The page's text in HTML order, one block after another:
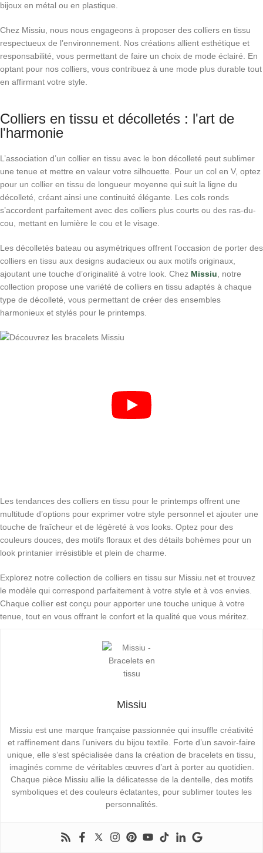
bijoux en métal ou en plastique.
Chez Missiu, nous nous engageons à proposer des colliers en tissu
respectueux de l’environnement. Nos créations allient esthétique et
responsabilité, vous permettant de faire un choix de mode éclairé. En
optant pour nos colliers, vous contribuez à une mode plus durable tout
en affirmant votre style.
Colliers en tissu et décolletés : l'art de
l'harmonie
L’association d’un collier en tissu avec le bon décolleté peut sublimer
une tenue et mettre en valeur votre silhouette. Pour un col en V, optez
pour un collier en tissu de longueur moyenne qui suit la ligne du
décolleté, créant ainsi une continuité élégante. Les cols ronds
s’accordent parfaitement avec des colliers plus courts ou des ras-du-
cou, mettant en lumière le cou et le visage.
Les décolletés bateau ou asymétriques offrent l’occasion de porter des
colliers en tissu aux designs audacieux ou aux motifs originaux,
ajoutant une touche d’originalité à votre look. Chez Missiu, notre
collection propose une variété de colliers en tissu adaptés à chaque
type de décolleté, vous permettant de créer des ensembles
harmonieux et stylés pour le printemps.
Les tendances des colliers en tissu pour le printemps offrent une
multitude d’options pour exprimer votre style personnel et ajouter une
touche de fraîcheur et de légèreté à vos looks. Optez pour des
couleurs douces, des motifs floraux et des détails bohèmes pour un
look printanier irrésistible et plein de charme.
Explorez notre collection de colliers en tissu sur Missiu.net et trouvez
le modèle qui correspond parfaitement à votre style et à vos envies.
Chaque collier est conçu pour apporter une touche unique à votre
tenue, tout en vous offrant le confort et la qualité que vous méritez.
Missiu
Missiu est une marque française passionnée qui insuffle créativité
et raffinement dans l’univers du bijou textile. Forte d’un savoir-faire
unique, elle s’est spécialisée dans la création de bracelets en tissu,
imaginés comme de véritables œuvres d’art à porter au quotidien.
Chaque pièce Missiu allie la délicatesse de la dentelle, des motifs
symboliques et des couleurs éclatantes, pour sublimer toutes les
personnalités.